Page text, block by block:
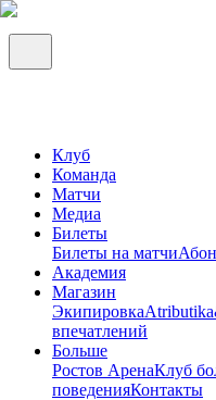
Клуб
Команда
Матчи
Медиа
Билеты
Билеты на матчи
Академия
Магазин
Экипировка
впечатлений
Больше
Ростов АренаКлуб
поведенияКонтакты